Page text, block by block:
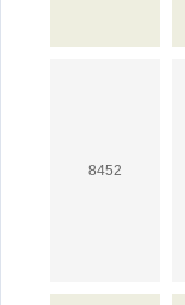
8452